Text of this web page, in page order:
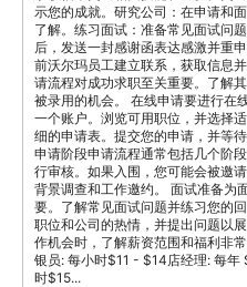
示您的成就。研究公司：在申请和
了解。练习面试：准备常见面试问
后，发送一封感谢函表达感激并重
前沃尔玛员工建立联系，获取信息
请流程对成功求职至关重要。了解
被录用的机会。 在线申请要进行在
一个账户。浏览可用职位，并选择
细的申请表。提交您的申请，并等
申请阶段申请流程通常包括几个阶
行审核。如果入围，您可能会被邀
背景调查和工作邀约。 面试准备为
要。了解常见面试问题并练习您的
职位和公司的热情，并提出问题以
作机会时，了解薪资范围和福利非
银员: 每小时$11 - $14店经理: 每
时$15...